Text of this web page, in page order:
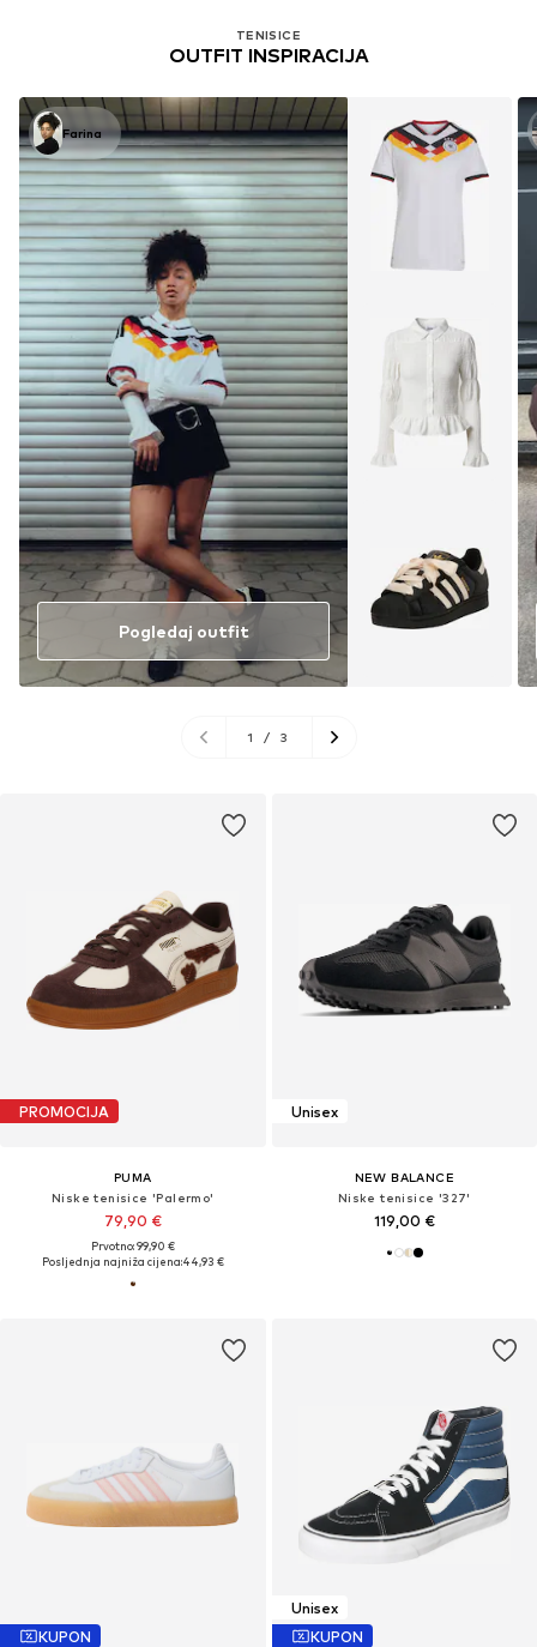
PROMOCIJA
PUMA
Niske tenisice 'Palermo'
79,90 €
Prvotno: 99,90 €
Posljednja najniža cijena:44,93 €
Unisex
NEW BALANCE
Niske tenisice '327'
119,00 €
TENISICE
OUTFIT INSPIRACIJA
Farina
Pogledaj outfit
1 / 3
KUPON
Unisex
KUPON